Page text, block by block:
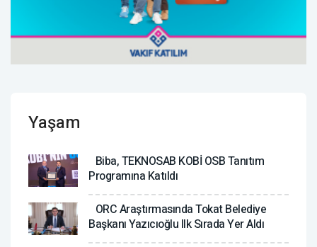
Yaşam
Biba, TEKNOSAB KOBİ OSB Tanıtım
Programına Katıldı
ORC Araştırmasında Tokat Belediye
Başkanı Yazıcıoğlu Ilk Sırada Yer Aldı